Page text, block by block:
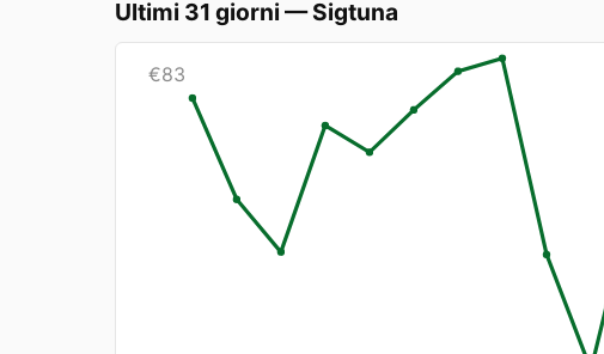
Ultimi 31 giorni —Sigtuna
€83